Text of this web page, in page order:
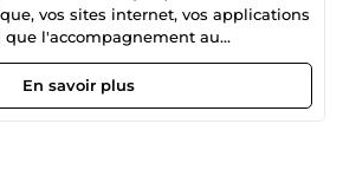
vos sites internet, vos applications
l'accompagnement au
ERP)
En savoir plus